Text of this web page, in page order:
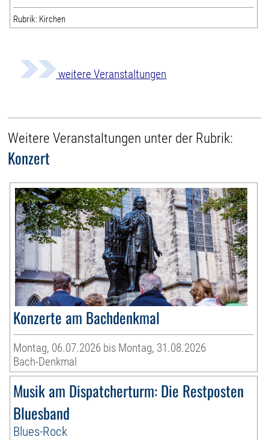
Rubrik: Kirchen
weitere Veranstaltungen
Weitere Veranstaltungen unter der Rubrik:
Konzert
Konzerte am Bachdenkmal
Montag, 06.07.2026 bis Montag, 31.08.2026
Bach-Denkmal
Musik am Dispatcherturm: Die Restposten
Bluesband
Blues-Rock